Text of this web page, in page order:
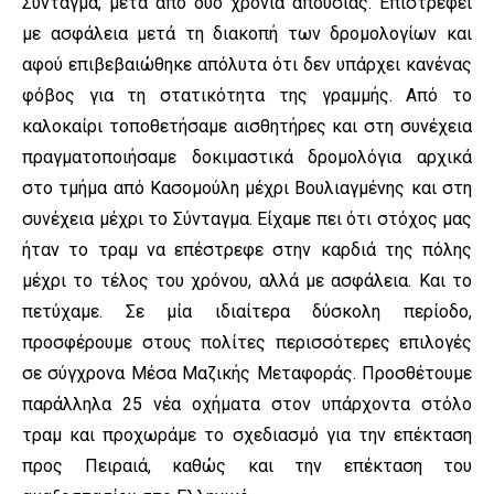
με ασφάλεια μετά τη διακοπή των δρομολογίων και
αφού επιβεβαιώθηκε απόλυτα ότι δεν υπάρχει κανένας
φόβος για τη στατικότητα της γραμμής. Από το
καλοκαίρι τοποθετήσαμε αισθητήρες και στη συνέχεια
πραγματοποιήσαμε δοκιμαστικά δρομολόγια αρχικά
στο τμήμα από Κασομούλη μέχρι Βουλιαγμένης και στη
συνέχεια μέχρι το Σύνταγμα. Είχαμε πει ότι στόχος μας
ήταν το τραμ να επέστρεφε στην καρδιά της πόλης
μέχρι το τέλος του χρόνου, αλλά με ασφάλεια. Και το
πετύχαμε. Σε μία ιδιαίτερα δύσκολη περίοδο,
προσφέρουμε στους πολίτες περισσότερες επιλογές
σε σύγχρονα Μέσα Μαζικής Μεταφοράς. Προσθέτουμε
παράλληλα 25 νέα οχήματα στον υπάρχοντα στόλο
τραμ και προχωράμε το σχεδιασμό για την επέκταση
προς Πειραιά, καθώς και την επέκταση του